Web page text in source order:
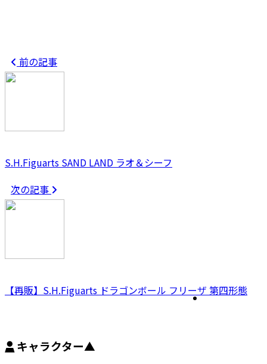
前の記事
S.H.Figuarts SAND LAND ラオ＆シーフ
次の記事
【再販】S.H.Figuarts ドラゴンボール フリーザ 第四形態
キャラクター▲